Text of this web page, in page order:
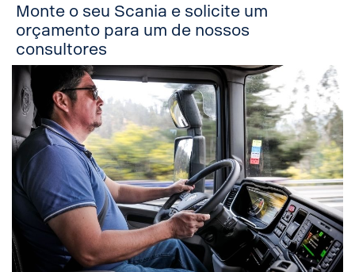
Monte o seu Scania e solicite um
orçamento para um de nossos
consultores